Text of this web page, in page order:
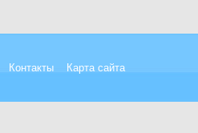
Контакты Карта сайта